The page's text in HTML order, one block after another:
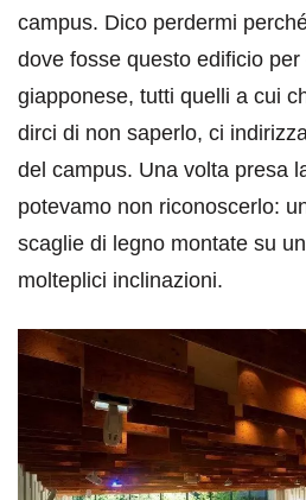
campus. Dico perdermi
dove fosse questo edificio
giapponese, tutti quelli a cui
dirci di non saperlo, ci
del campus. Una volta presa
potevamo non riconoscerlo:
scaglie di legno montate su
molteplici inclinazioni.